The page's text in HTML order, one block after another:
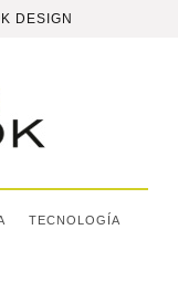
DESIGN
TECNOLOGÍA